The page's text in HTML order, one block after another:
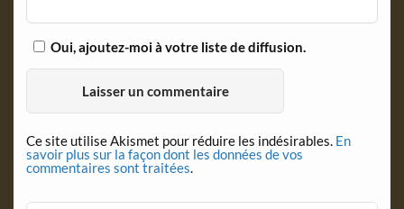
Oui, ajoutez-moi à votre liste de diffusion.
Ce site utilise Akismet pour réduire les indésirables. En
savoir plus sur la façon dont les données de vos
commentaires sont traitées.